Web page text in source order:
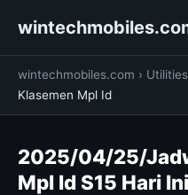
wintechmobiles.com › Utilities
Klasemen Mpl Id
2025/04/25/
Mpl Id S15 Hari